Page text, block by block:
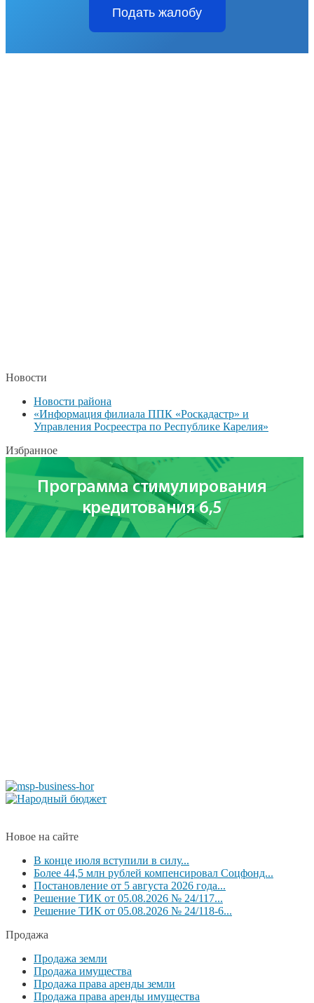
Подать жалобу
Новости
Новости района
«Информация филиала ППК «Роскадастр» и
Управления Росреестра по Республике Карелия»
Избранное
Новое на сайте
В конце июля вступили в силу...
Более 44,5 млн рублей компенсировал Соцфонд...
Постановление от 5 августа 2026 года...
Решение ТИК от 05.08.2026 № 24/117...
Решение ТИК от 05.08.2026 № 24/118-6...
Продажа
Продажа земли
Продажа имущества
Продажа права аренды земли
Продажа права аренды имущества